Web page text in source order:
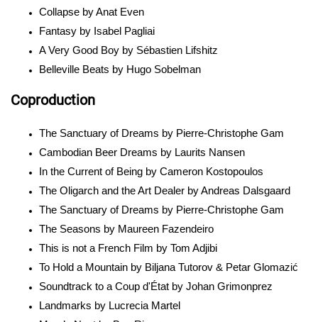
Collapse by Anat Even
Fantasy by Isabel Pagliai
A Very Good Boy by Sébastien Lifshitz
Belleville Beats by Hugo Sobelman
Coproduction
The Sanctuary of Dreams by Pierre-Christophe Gam
Cambodian Beer Dreams by Laurits Nansen
In the Current of Being by Cameron Kostopoulos
The Oligarch and the Art Dealer by Andreas Dalsgaard
The Sanctuary of Dreams by Pierre-Christophe Gam
The Seasons by Maureen Fazendeiro
This is not a French Film by Tom Adjibi
To Hold a Mountain by Biljana Tutorov & Petar Glomazić
Soundtrack to a Coup d'État by Johan Grimonprez
Landmarks by Lucrecia Martel